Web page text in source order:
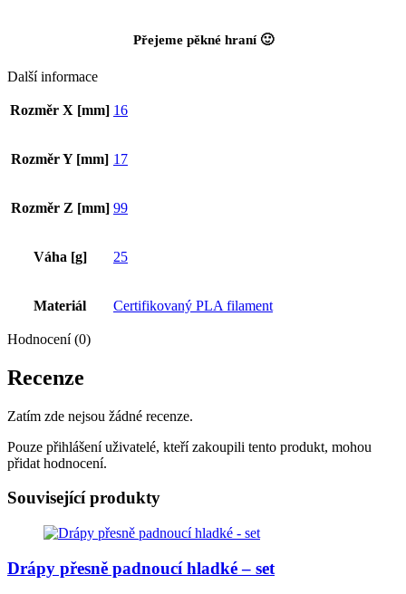
Přejeme pěkné hraní 🙂
Další informace
Rozměr X [mm] 16
Rozměr Y [mm] 17
Rozměr Z [mm] 99
Váha [g] 25
Materiál Certifikovaný PLA filament
Hodnocení (0)
Recenze
Zatím zde nejsou žádné recenze.
Pouze přihlášení uživatelé, kteří zakoupili tento produkt, mohou
přidat hodnocení.
Související produkty
Drápy přesně padnoucí hladké – set